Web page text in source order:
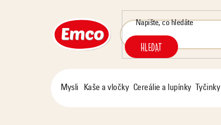
HLEDAT
Mysli Kaše a vločky Cereálie a lupínky Tyčinky